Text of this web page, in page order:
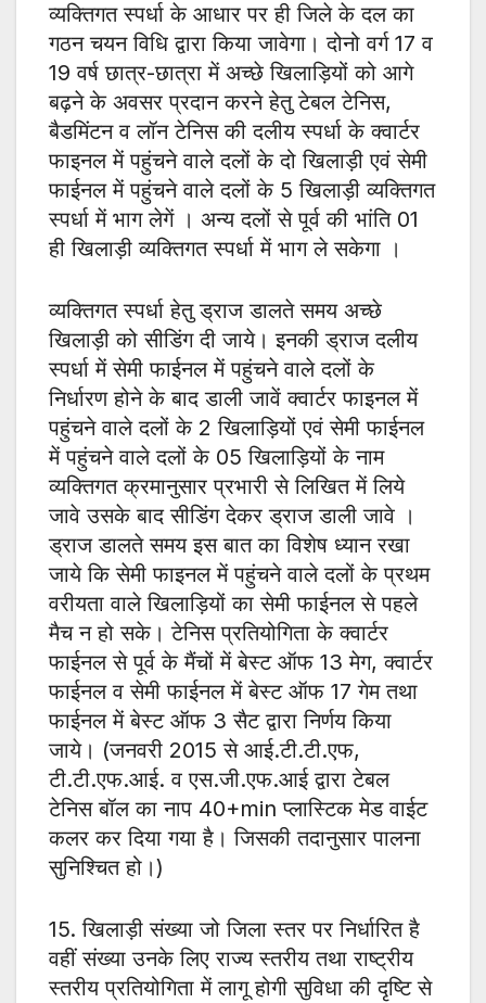
व्यक्तिगत स्पर्धा के आधार पर ही जिले के दल का
गठन चयन विधि द्वारा किया जावेगा। दोनो वर्ग 17 व
19 वर्ष छात्र-छात्रा में अच्छे खिलाड़ियों को आगे
बढ़ने के अवसर प्रदान करने हेतु टेबल टेनिस,
बैडमिंटन व लॉन टेनिस की दलीय स्पर्धा के क्वार्टर
फाइनल में पहुंचने वाले दलों के दो खिलाड़ी एवं सेमी
फाईनल में पहुंचने वाले दलों के 5 खिलाड़ी व्यक्तिगत
स्पर्धा में भाग लेगें । अन्य दलों से पूर्व की भांति 01
ही खिलाड़ी व्यक्तिगत स्पर्धा में भाग ले सकेगा ।
व्यक्तिगत स्पर्धा हेतु ड्राज डालते समय अच्छे
खिलाड़ी को सीडिंग दी जाये। इनकी ड्राज दलीय
स्पर्धा में सेमी फाईनल में पहुंचने वाले दलों के
निर्धारण होने के बाद डाली जावें क्वार्टर फाइनल में
पहुंचने वाले दलों के 2 खिलाड़ियों एवं सेमी फाईनल
में पहुंचने वाले दलों के 05 खिलाड़ियों के नाम
व्यक्तिगत क्रमानुसार प्रभारी से लिखित में लिये
जावे उसके बाद सीडिंग देकर ड्राज डाली जावे ।
ड्राज डालते समय इस बात का विशेष ध्यान रखा
जाये कि सेमी फाइनल में पहुंचने वाले दलों के प्रथम
वरीयता वाले खिलाड़ियों का सेमी फाईनल से पहले
मैच न हो सके। टेनिस प्रतियोगिता के क्वार्टर
फाईनल से पूर्व के मैंचों में बेस्ट ऑफ 13 मेग, क्वार्टर
फाईनल व सेमी फाईनल में बेस्ट ऑफ 17 गेम तथा
फाईनल में बेस्ट ऑफ 3 सैट द्वारा निर्णय किया
जाये। (जनवरी 2015 से आई.टी.टी.एफ,
टी.टी.एफ.आई. व एस.जी.एफ.आई द्वारा टेबल
टेनिस बॉल का नाप 40+min प्लास्टिक मेड वाईट
कलर कर दिया गया है। जिसकी तदानुसार पालना
सुनिश्चित हो।)
15. खिलाड़ी संख्या जो जिला स्तर पर निर्धारित है
वहीं संख्या उनके लिए राज्य स्तरीय तथा राष्ट्रीय
स्तरीय प्रतियोगिता में लागू होगी सुविधा की दृष्टि से